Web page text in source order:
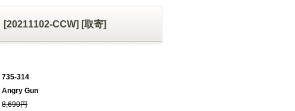
[20211102-CCW] [取寄]
735-314
Angry Gun
8,690円